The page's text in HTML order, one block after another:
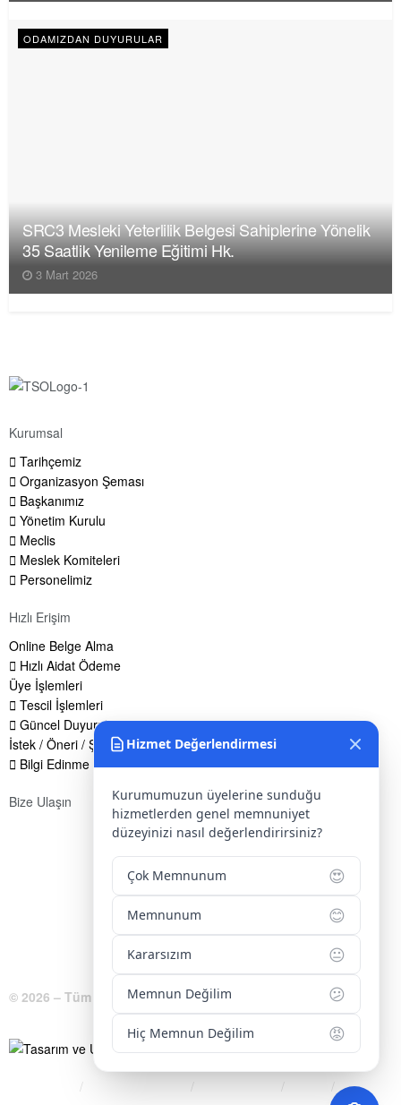
ODAMIZDAN DUYURULAR
SRC3 Mesleki Yeterlilik Belgesi Sahiplerine Yönelik
35 Saatlik Yenileme Eğitimi Hk.
3 Mart 2026
Kurumsal
Tarihçemiz
Organizasyon Şeması
Başkanımız
Yönetim Kurulu
Meclis
Meslek Komiteleri
Personelimiz
Hızlı Erişim
Online Belge Alma
Hızlı Aidat Ödeme
Üye İşlemleri
Tescil İşlemleri
Güncel Duyurular
İstek / Öneri / Şikayet Formu
Bilgi Edinme Hakkı
Bize Ulaşın
Yenice Mah. Atatürk Cad. Tüccarlar İşhanı Kat:1 No:1
0 386 213 11 86
0 544 213 11 86
bilgi@kirsehirtso.org.tr
© 2026 – Tüm Hakları Saklıdır.
İletişim
Hizmet Değerlendirmesi
Kurumumuzun üyelerine sunduğu
hizmetlerden genel memnuniyet
düzeyinizi nasıl değerlendirirsiniz?
Çok Memnunum 😍
Memnunum 😊
Kararsızım 😐
Memnun Değilim 😕
Hiç Memnun Değilim 😡